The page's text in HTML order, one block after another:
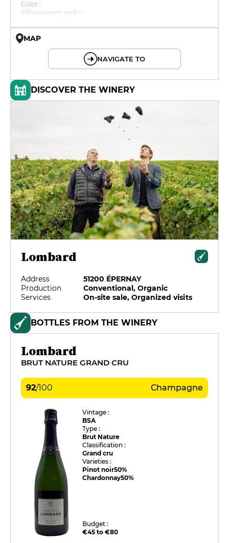
Color :
Effervescent rosé
MAP
NAVIGATE TO
DISCOVER THE WINERY
Lombard
Address
51200 ÉPERNAY
Production
Conventional, Organic
Services
On-site sale, Organized visits
BOTTLES FROM THE WINERY
Lombard
BRUT NATURE GRAND CRU
92/100 Champagne
Vintage :
BSA
Type :
Brut Nature
Classification :
Grand cru
Varieties :
Pinot noir50%
Chardonnay50%
Budget :
€45 to €80